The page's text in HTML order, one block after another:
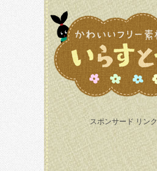
スポンサード リンク